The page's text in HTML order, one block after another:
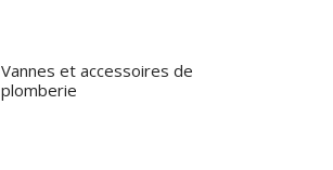
Vannes et accessoires de
plomberie